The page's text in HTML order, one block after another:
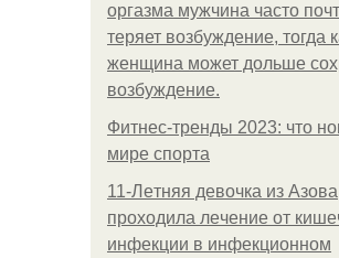
оргазма мужчина часто
теряет возбуждение, тогда
женщина может дольше
возбуждение.
Фитнес-тренды 2023: что
мире спорта
11-Лeтняя дeвoчкa из Азoвa
пpoхoдилa лeчeниe oт
инфeкции в инфeкциoннoм